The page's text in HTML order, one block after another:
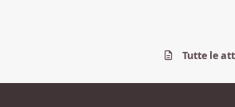
Tutte le